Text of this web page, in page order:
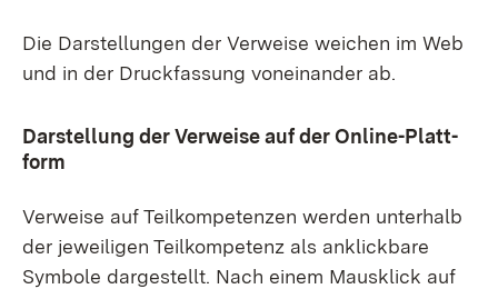
Die Dar­stel­lun­gen der Ver­wei­se wei­chen im Web
und in der Druck­fas­sung von­ein­an­der ab.
Dar­stel­lung der Ver­wei­se auf der On­line-Platt­
form
Ver­wei­se auf Teil­kom­pe­ten­zen wer­den un­ter­halb
der je­wei­li­gen Teil­kom­pe­tenz als an­klick­ba­re
Sym­bo­le dar­ge­stellt. Nach ei­nem Maus­klick auf